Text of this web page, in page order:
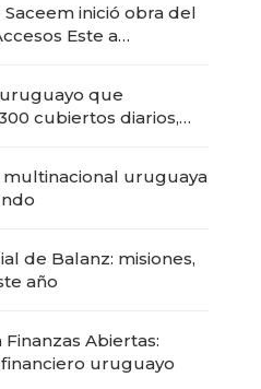
inició obra del
Este a
que
cubiertos diarios,
multinacional uruguaya
de Balanz: misiones,
año
Abiertas:
uruguayo